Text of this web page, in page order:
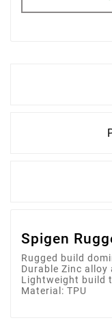
Spigen
Rugged build
Durable Zinc
Lightweight build
Material: TPU